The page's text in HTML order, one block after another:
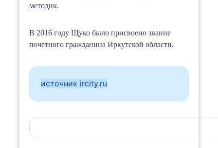
методик.
В 2016 году Щуко было присвоено звание
почетного гражданина Иркутской области.
источник ircity.ru